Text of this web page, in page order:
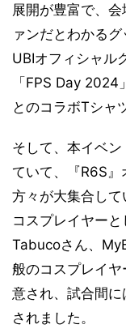
展開が豊富で、
ァンだとわかる
UBIオフィシャル
「FPS Day
とのコラボTシャ
そして、本イベ
ていて、『R6S
方々が大集合し
コスプレイヤーと
Tabucoさん、
般のコスプレイ
意され、試合間
されました。